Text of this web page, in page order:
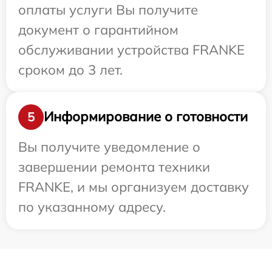
оплаты услуги Вы получите
документ о гарантийном
обслуживании устройства FRANKE
сроком до 3 лет.
5
Информирование о готовности
Вы получите уведомление о
завершении ремонта техники
FRANKE, и мы организуем доставку
по указанному адресу.